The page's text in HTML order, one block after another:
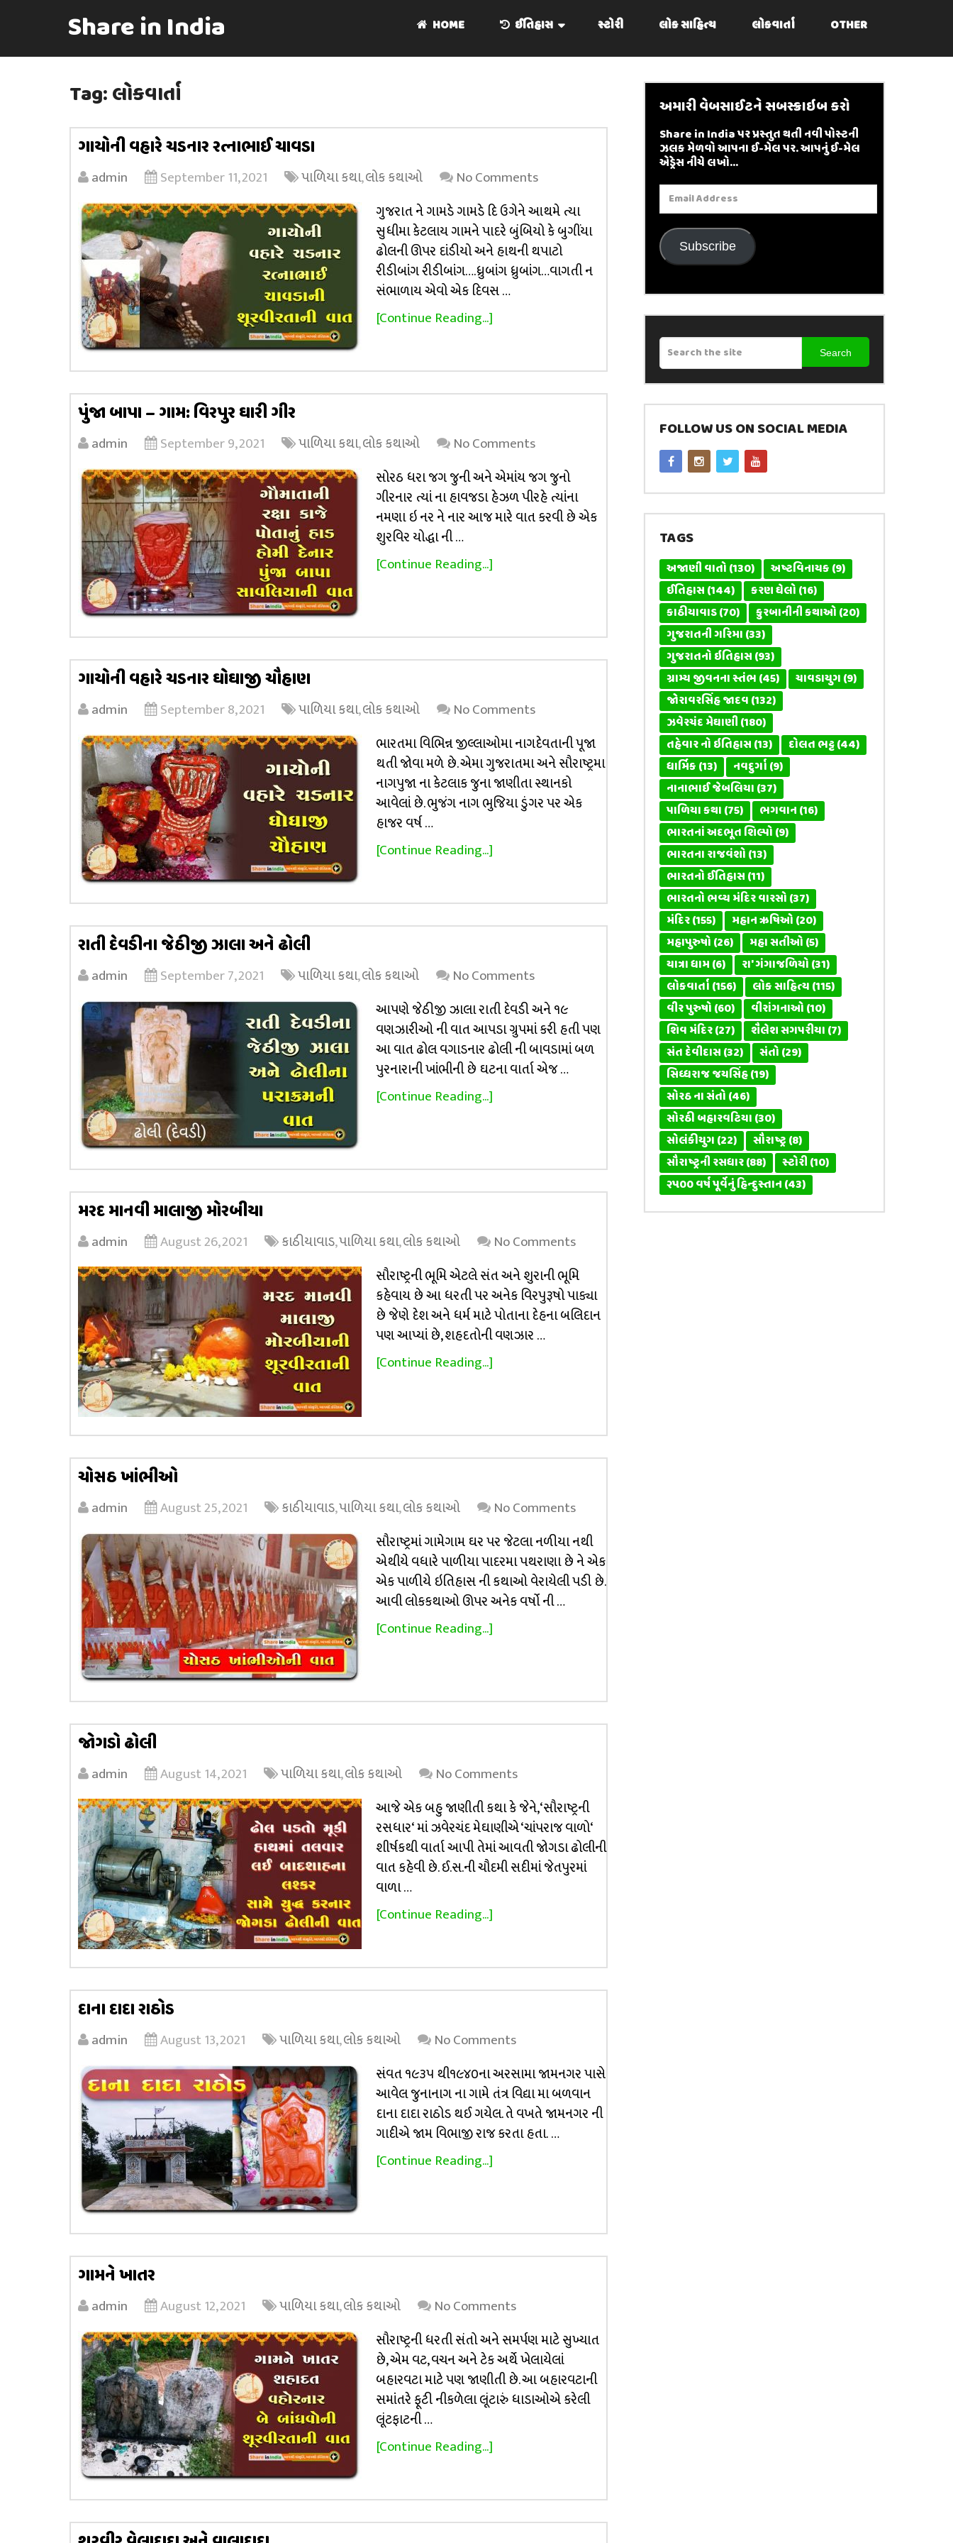
Share in India HOME ઈતિહાસ સ્ટોરી લોક સાહિત્ય લોકવાર્તા OTHER
Tag:લોકવાર્તા
ગાયોની વહારે ચડનાર રત્નાભાઈ ચાવડા
admin September 11, 2021 પાળિયા કથા,લોક કથાઓ
No Comments
ગુજરાત ને ગામડે ગામડે દિ ઉગેને આથમે ત્યા
સુધીમા કેટલાય ગામને પાદરે બુંબિયો કે બુગીંયા
ઢોલની ઊપર દાંડીયો અને હાથની થપાટો
રીડીબાંગ રીડીબાંગ….ધ્રુબાંગ ધ્રુબાંગ…વાગતી ન
સંભાળાય એવો એક દિવસ …
[Continue Reading...]
પુંજા બાપા – ગામ: વિરપુર ઘારી ગીર
admin September 9, 2021 પાળિયા કથા,લોક કથાઓ
No Comments
સોરઠ ધરા જગ જુની અને એમાંય જગ જુનો
ગીરનાર ત્યાં ના હાવજડા હેઝળ પીરહે ત્યાંના
નમણા ઇ નર ને નાર આજ મારે વાત કરવી છે એક
શુરવિર યોદ્ધા ની …
[Continue Reading...]
ગાયોની વહારે ચડનાર ઘોઘાજી ચૌહાણ
admin September 8, 2021 પાળિયા કથા,લોક કથાઓ
No Comments
ભારતમા વિભિન્ન જીલ્લાઓમા નાગદેવતાની પૂજા
થતી જોવા મળે છે. એમા ગુજરાતમા અને સૌરાષ્ટ્રમા
નાગપુજા ના કેટલાક જુના જાણીતા સ્થાનકો
આવેલાં છે. ભુજંગ નાગ ભુજિયા ડુંગર પર એક
હાજર વર્ષ …
[Continue Reading...]
રાતી દેવડીના જેઠીજી ઝાલા અને ઢોલી
admin September 7, 2021 પાળિયા કથા,લોક કથાઓ
No Comments
આપણે જેઠીજી ઝાલા રાતી દેવડી અને ૧૯
વણઝારીઓ ની વાત આપડા ગ્રુપમાં કરી હતી પણ
આ વાત ઢોલ વગાડનાર ઢોલી ની બાવડામાં બળ
પુરનારાની ખાંભીની છે ઘટના વાર્તા એજ …
[Continue Reading...]
મરદ માનવી માલાજી મોરબીયા
admin August 26, 2021 કાઠીયાવાડ,પાળિયા કથા,લોક કથાઓ
No Comments
સૌરાષ્ટ્રની ભૂમિ એટલે સંત અને શુરાની ભૂમિ
કહેવાય છે આ ધરતી પર અનેક વિરપુરૂષો પાક્યા
છે જેણે દેશ અને ધર્મ માટે પોતાના દેહના બલિદાન
પણ આપ્યાં છે, શહદતોની વણઝાર …
[Continue Reading...]
ચોસઠ ખાંભીઓ
admin August 25, 2021 કાઠીયાવાડ,પાળિયા કથા,લોક કથાઓ
No Comments
સૌરાષ્ટ્રમાં ગામેગામ ઘર પર જેટલા નળીયા નથી
એથીયે વધારે પાળીયા પાદરમા પથરાણા છે ને એક
એક પાળીયે ઇતિહાસ ની કથાઓ વેરાયેલી પડી છે.
આવી લોકકથાઓ ઊપર અનેક વર્ષો ની …
[Continue Reading...]
જોગડો ઢોલી
admin August 14, 2021 પાળિયા કથા,લોક કથાઓ
No Comments
આજે એક બહુ જાણીતી કથા કે જેને, ‘સૌરાષ્ટ્રની
રસધાર‘ માં ઝવેરચંદ મેઘાણીએ ‘ચાંપરાજ વાળો‘
શીર્ષકથી વાર્તા આપી તેમાં આવતી જોગડા ઢોલીની
વાત કહેવી છે. ઈ.સ.ની ચૌદમી સદીમાં જેતપુરમાં
વાળા …
[Continue Reading...]
દાના દાદા રાઠોડ
admin August 13, 2021 પાળિયા કથા,લોક કથાઓ
No Comments
સંવત ૧૯૩૫ થી૧૯૪૦ના અરસામા જામનગર પાસે
આવેલ જુનાનાગ ના ગામે તંત્ર વિદ્યા મા બળવાન
દાના દાદા રાઠોડ થઈ ગયેલ. તે વખતે જામનગર ની
ગાદીએ જામ વિભાજી રાજ કરતા હતા. …
[Continue Reading...]
ગામને ખાતર
admin August 12, 2021 પાળિયા કથા,લોક કથાઓ
No Comments
સૌરાષ્ટ્રની ધરતી સંતો અને સમર્પણ માટે સુખ્યાત
છે, એમ વટ, વચન અને ટેક અર્થે ખેલાયેલાં
બહારવટા માટે પણ જાણીતી છે. આ બહારવટાની
સમાંતરે ફૂટી નીકળેલા લૂંટારું ધાડાઓએ કરેલી
લૂંટફાટની …
[Continue Reading...]
અમારી વેબસાઈટને સબસ્ક્રાઇબ કરો
Share in India પર પ્રસ્તુત થતી નવી પોસ્ટની
ઝલક મેળવો આપના ઈ-મેલ પર. આપનું ઈ-મેલ
એડ્રેસ નીચે લખો...
Email
Address
Subscribe
Search
FOLLOW US ON SOCIAL MEDIA
TAGS
અજાણી વાતો(130) અષ્ટવિનાયક(9)
ઈતિહાસ(144) કરણ ઘેલો(16)
કાઠીયાવાડ(70) કુરબાનીની કથાઓ(20)
ગુજરાતની ગરિમા(33)
ગુજરાતનો ઇતિહાસ(93)
ગ્રામ્ય જીવનના સ્તંભ(45) ચાવડાયુગ(9)
જોરાવરસિંહ જાદવ(132)
ઝવેરચંદ મેઘાણી(180)
તહેવાર નો ઇતિહાસ(13) દોલત ભટ્ટ(44)
ધાર્મિક(13) નવદુર્ગા(9)
નાનાભાઈ જેબલિયા(37)
પાળિયા કથા(75) ભગવાન(16)
ભારતનાં અદભૂત શિલ્પો(9)
ભારતના રાજવંશો(13)
ભારતનો ઈતિહાસ(11)
ભારતનો ભવ્ય મંદિર વારસો(37)
મંદિર(155) મહાન ઋષિઓ(20)
મહાપુરુષો(26) મહા સતીઓ(5)
યાત્રા ધામ(6) રા' ગંગાજળિયો(31)
લોકવાર્તા(156) લોક સાહિત્ય(115)
વીર પુરુષો(60) વીરાંગનાઓ(10)
શિવ મંદિર(27) શૈલેશ સગપરીયા(7)
સંત દેવીદાસ(32) સંતો(29)
સિધ્ધરાજ જયસિંહ(19)
સોરઠ ના સંતો(46)
સોરઠી બહારવટિયા(30)
સોલંકીયુગ(22) સૌરાષ્ટ્ર(8)
સૌરાષ્ટ્રની રસધાર(88) સ્ટોરી(10)
૨૫૦૦ વર્ષ પૂર્વેનું હિન્દુસ્તાન(43)